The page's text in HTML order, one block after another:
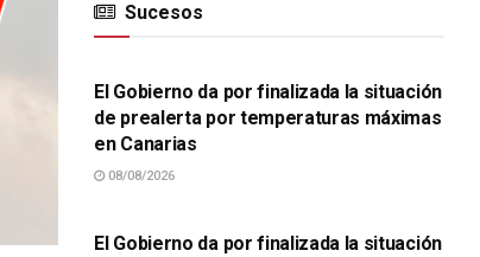
Sucesos
SUCESOS
El Gobierno da por finalizada la situación
de prealerta por temperaturas máximas
en Canarias
08/08/2026
El Gobierno da por finalizada la situación